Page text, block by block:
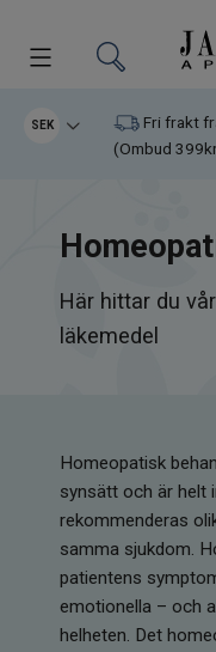
Kampanjer
Varumärken
Kosttillskott
Kristaller
Infrarött Ljus
Vattenrening & Övrigt
SEK
Fri frakt
(Ombud
Här hittar du
läkemedel
Homeopatisk
synsätt och är helt
rekommenderas
samma sjukdom.
patientens
emotionella – och
helheten. Det